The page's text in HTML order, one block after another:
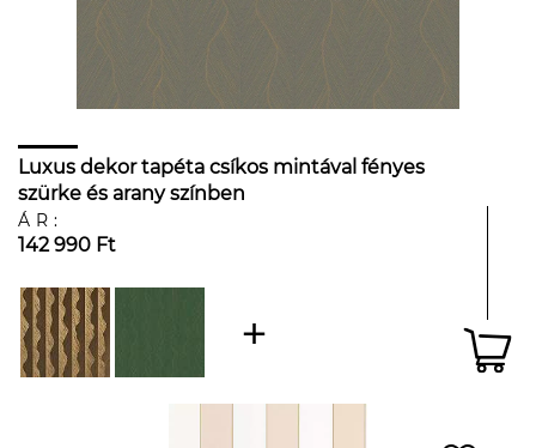
Luxus dekor tapéta csíkos mintával fényes
szürke és arany színben
ÁR:
142 990 Ft